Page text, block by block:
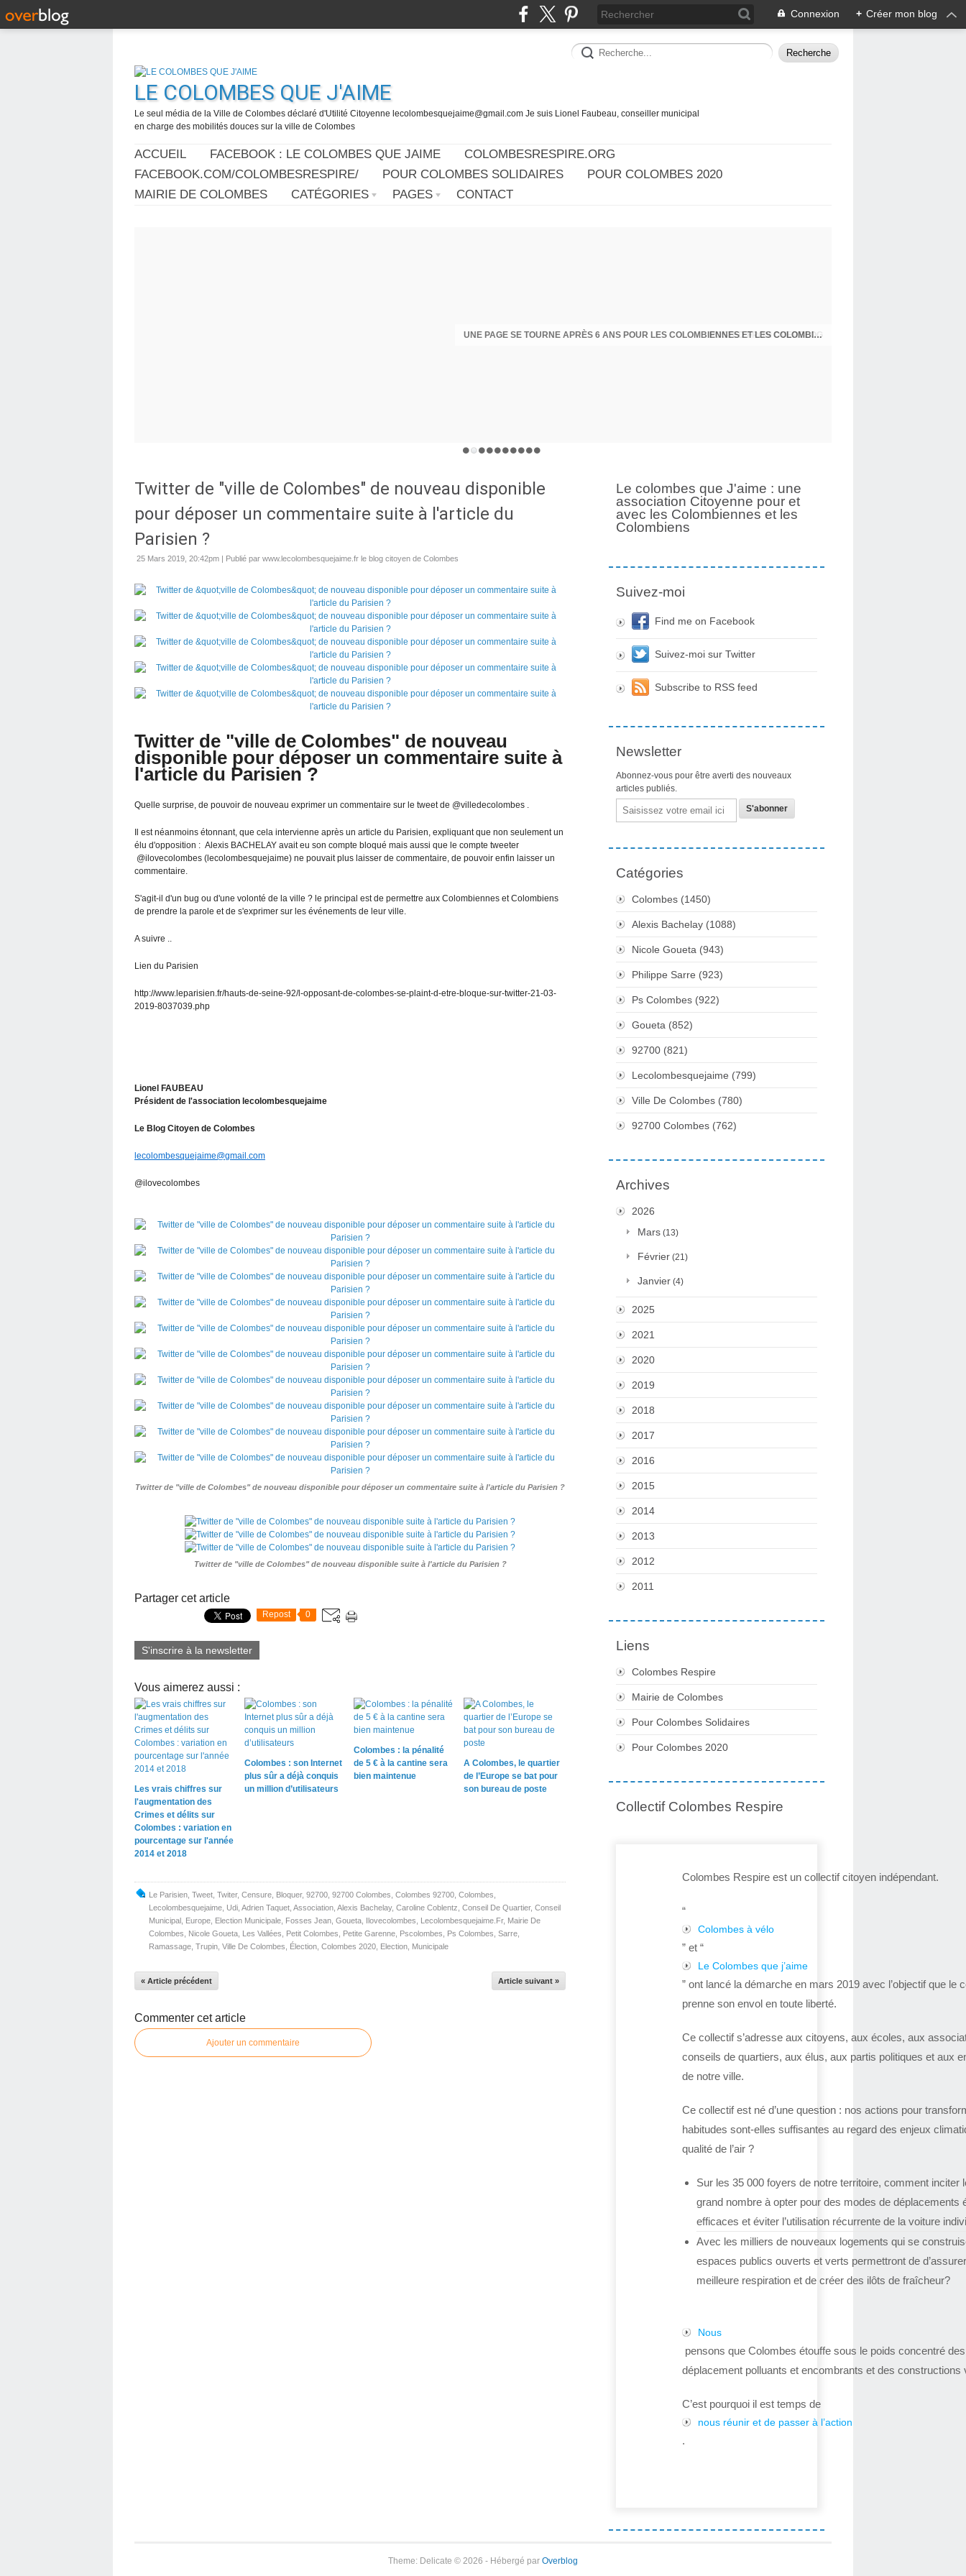
Connexion + Créer mon blog
LE COLOMBES QUE J'AIME
Le seul média de la Ville de Colombes déclaré d'Utilité Citoyenne lecolombesquejaime@gmail.com Je suis Lionel Faubeau, conseiller municipal
en charge des mobilités douces sur la ville de Colombes
ACCUEIL FACEBOOK : LE COLOMBES QUE JAIME
COLOMBESRESPIRE.ORG
FACEBOOK.COM/COLOMBESRESPIRE/
POUR COLOMBES SOLIDAIRES
POUR COLOMBES 2020
MAIRIE DE COLOMBES
CATÉGORIES PAGES CONTACT
UNE PAGE SE TOURNE APRÈS 6 ANS POUR LES COLOMBIENNES ET LES COLOMBIENS
Twitter de "ville de Colombes" de nouveau disponible
pour déposer un commentaire suite à l'article du
Parisien ?
25 Mars 2019, 20:42pm | Publié par www.lecolombesquejaime.fr le blog citoyen de Colombes
Twitter de "ville de Colombes" de nouveau
disponible pour déposer un commentaire suite à
l'article du Parisien ?
Quelle surprise, de pouvoir de nouveau exprimer un commentaire sur le tweet de @villedecolombes .
Il est néanmoins étonnant, que cela intervienne après un article du Parisien, expliquant que non seulement un
élu d'opposition : Alexis BACHELAY avait eu son compte bloqué mais aussi que le compte tweeter
@ilovecolombes (lecolombesquejaime) ne pouvait plus laisser de commentaire, de pouvoir enfin laisser un
commentaire.
S'agit-il d'un bug ou d'une volonté de la ville ? le principal est de permettre aux Colombiennes et Colombiens
de prendre la parole et de s'exprimer sur les événements de leur ville.
A suivre ..
Lien du Parisien
http://www.leparisien.fr/hauts-de-seine-92/l-opposant-de-colombes-se-plaint-d-etre-bloque-sur-twitter-21-03-
2019-8037039.php
Lionel FAUBEAU
Président de l'association lecolombesquejaime
Le Blog Citoyen de Colombes
lecolombesquejaime@gmail.com
@ilovecolombes
Twitter de "ville de Colombes" de nouveau disponible pour déposer un commentaire suite à l'article du Parisien ?
Twitter de "ville de Colombes" de nouveau disponible suite à l'article du Parisien ?
Partager cet article
Repost 0
S'inscrire à la newsletter
Vous aimerez aussi :
Les vrais chiffres sur
l'augmentation des
Crimes et délits sur
Colombes : variation en
pourcentage sur l'année
2014 et 2018
Colombes : son Internet
plus sûr a déjà conquis
un million d’utilisateurs
Colombes : la pénalité
de 5 € à la cantine sera
bien maintenue
A Colombes, le quartier
de l’Europe se bat pour
son bureau de poste
Le Parisien Tweet Twiter, Censure Bloquer, 92700 92700 Colombes Colombes 92700 Colombes
Lecolombesquejaime Udi Adrien Taquet Association Alexis Bachelay, Caroline Coblentz Conseil De Quartier, Conseil
Municipal Europe Election Municipale Fosses Jean Goueta Ilovecolombes Lecolombesquejaime.fr, Mairie De
Colombes
Nicole Goueta Les Vallées Petit Colombes Petite Garenne Pscolombes Ps Colombes Sarre
Ramassage Trupin Ville De Colombes Élection Colombes 2020 Election Municipale
« Article précédent Article suivant »
Commenter cet article
Ajouter un commentaire
Le colombes que J'aime : une
association Citoyenne pour et
avec les Colombiennes et les
Colombiens
Suivez-moi
Find me on Facebook
Suivez-moi sur Twitter
Subscribe to RSS feed
Newsletter
Abonnez-vous pour être averti des nouveaux
articles publiés.
Email
Catégories
Colombes (1450)
Alexis Bachelay (1088)
Nicole Goueta (943)
Philippe Sarre (923)
Ps Colombes (922)
Goueta (852)
92700 (821)
Lecolombesquejaime (799)
Ville De Colombes (780)
92700 Colombes (762)
Archives
2026
Mars (13)
Février (21)
Janvier (4)
2025
2021
2020
2019
2018
2017
2016
2015
2014
2013
2012
2011
Liens
Colombes Respire
Mairie de Colombes
Pour Colombes Solidaires
Pour Colombes 2020
Collectif Colombes Respire
Colombes Respire est un collectif citoyen indépendant.
“
Colombes à vélo
” et “
Le Colombes que j’aime
” ont lancé la démarche en mars 2019 avec l’objectif que le
prenne son envol en toute liberté.
Ce collectif s’adresse aux citoyens, aux écoles, aux
conseils de quartiers, aux élus, aux partis politiques et aux
de notre ville.
Ce collectif est né d’une question : nos actions pour
habitudes sont-elles suffisantes au regard des enjeux
qualité de l’air ?
Sur les 35 000 foyers de notre territoire, comment inciter
grand nombre à opter pour des modes de déplacements
efficaces et éviter l’utilisation récurrente de la voiture
Avec les milliers de nouveaux logements qui se
espaces publics ouverts et verts permettront de
meilleure respiration et de créer des ilôts de fraîcheur?
Nous
pensons que Colombes étouffe sous le poids concentré
déplacement polluants et encombrants et des constructions
C’est pourquoi il est temps de
nous réunir et de passer à l’action
.
Theme: Delicate © 2026 - Hébergé par Overblog